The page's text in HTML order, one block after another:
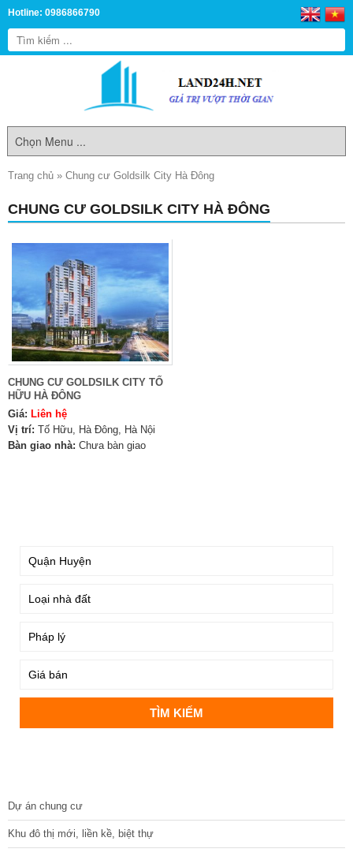
Hotline: 0986866790
Trang chủ » Chung cư Goldsilk City Hà Đông
CHUNG CƯ GOLDSILK CITY HÀ ĐÔNG
CHUNG CƯ GOLDSILK CITY TỐ
HỮU HÀ ĐÔNG
Giá: Liên hệ
Vị trí: Tố Hữu, Hà Đông, Hà Nội
Bàn giao nhà: Chưa bàn giao
Dự án chung cư
Khu đô thị mới, liền kề, biệt thự